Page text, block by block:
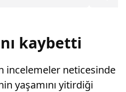
kaybetti
incelemeler neticesinde
yaşamını yitirdiği